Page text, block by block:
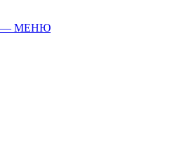
— МЕНЮ